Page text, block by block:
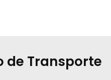
de Transporte